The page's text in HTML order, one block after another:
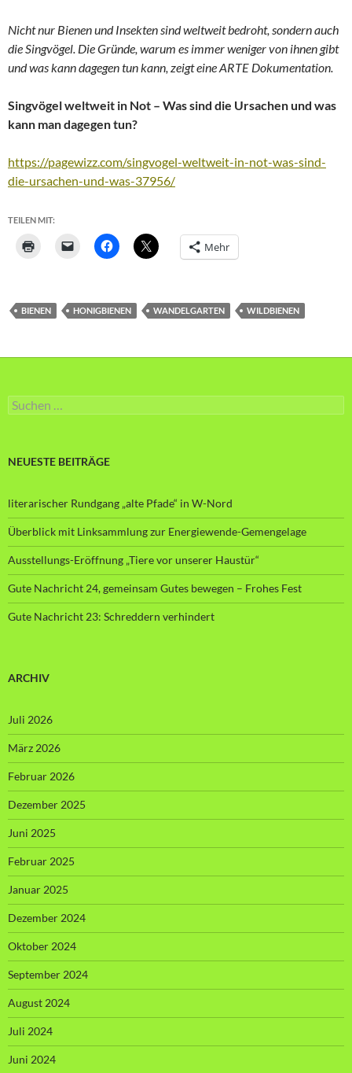
Nicht nur Bienen und Insekten sind weltweit bedroht, sondern auch
die Singvögel. Die Gründe, warum es immer weniger von ihnen gibt
und was kann dagegen tun kann, zeigt eine ARTE Dokumentation.
Singvögel weltweit in Not – Was sind die Ursachen und was
kann man dagegen tun?
https://pagewizz.com/singvogel-weltweit-in-not-was-sind-
die-ursachen-und-was-37956/
TEILEN MIT:
Mehr
BIENEN HONIGBIENEN WANDELGARTEN WILDBIENEN
Suche
nach:
NEUESTE BEITRÄGE
literarischer Rundgang „alte Pfade“ in W-Nord
Überblick mit Linksammlung zur Energiewende-Gemengelage
Ausstellungs-Eröffnung „Tiere vor unserer Haustür“
Gute Nachricht 24, gemeinsam Gutes bewegen – Frohes Fest
Gute Nachricht 23: Schreddern verhindert
ARCHIV
Juli 2026
März 2026
Februar 2026
Dezember 2025
Juni 2025
Februar 2025
Januar 2025
Dezember 2024
Oktober 2024
September 2024
August 2024
Juli 2024
Juni 2024